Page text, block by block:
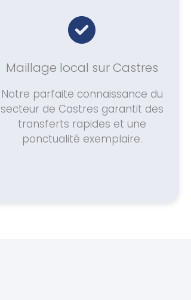
Maillage local sur Castres
Notre parfaite connaissance du
secteur de Castres garantit des
transferts rapides et une
ponctualité exemplaire.